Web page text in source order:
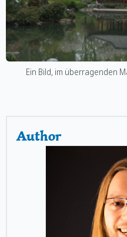
Ein Bild, im überragenden
Author